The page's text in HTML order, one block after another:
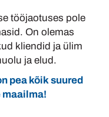
tööjaotuses pole
On olemas
kliendid ja ülim
ja elud.
pea kõik suured